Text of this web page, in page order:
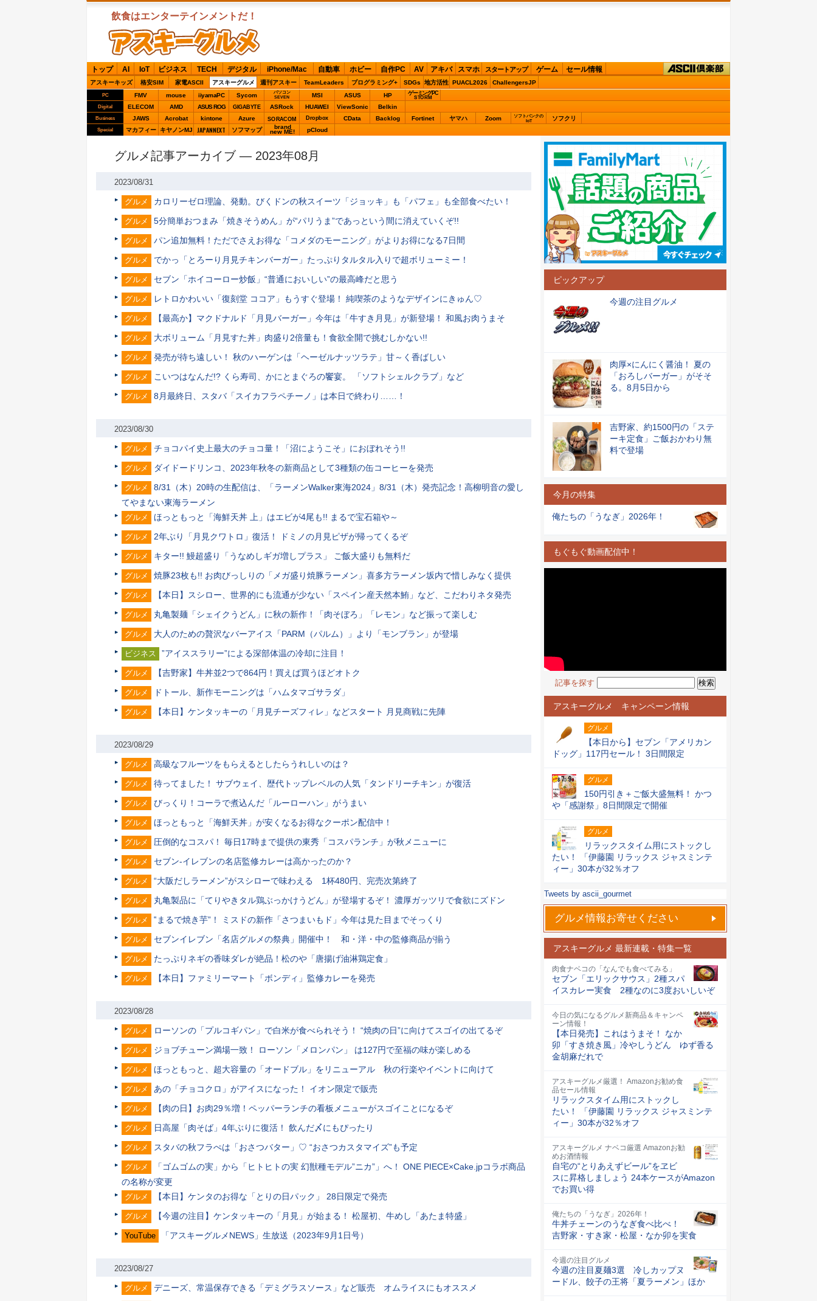
飲食はエンターテインメントだ！
ASCIIグルメ
トップ AI IoT ビジネス TECH デジタル iPhone/Mac 自動車 ホビー 自作PC AV アキバ スマホ スタートアップ ゲーム セール情報
アスキーキッズ 格安SIM 家電ASCII アスキーグルメ 週刊アスキー TeamLeaders プログラミング+ SDGs 地方活性 PUACL2026 ChallengersJP
PC FMV mouse iiyamaPC Sycom
パソコン
SEVEN
MSI ASUS HP ゲーミングPC
STORM
Digital ELECOM AMD ASUS ROG GIGABYTE ASRock HUAWEI ViewSonic Belkin
Business JAWS Acrobat kintone Azure SORACOM Dropbox CData Backlog Fortinet ヤマハ Zoom
ソフトバンクの
IoT
ソフクリ
Special マカフィー キヤノンMJ JAPANNEXT ソフマップ brand
new ME! pCloud
グルメ記事アーカイブ ― 2023年08月
2023/08/31
グルメ カロリーゼロ理論、発動。びくドンの秋スイーツ「ジョッキ」も「パフェ」も全部食べたい！
グルメ 5分簡単おつまみ「焼きそうめん」が“パリうま”であっという間に消えていくぞ!!
グルメ パン追加無料！ただでさえお得な「コメダのモーニング」がよりお得になる7日間
グルメ でかっ「とろーり月見チキンバーガー」たっぷりタルタル入りで超ボリューミー！
グルメ セブン「ホイコーロー炒飯」“普通においしい”の最高峰だと思う
グルメ レトロかわいい「復刻堂 ココア」もうすぐ登場！ 純喫茶のようなデザインにきゅん♡
グルメ 【最高か】マクドナルド「月見バーガー」今年は「牛すき月見」が新登場！ 和風お肉うまそ
グルメ 大ボリューム「月見すた丼」肉盛り2倍量も！食欲全開で挑むしかない!!
グルメ 発売が待ち遠しい！ 秋のハーゲンは「ヘーゼルナッツラテ」甘～く香ばしい
グルメ こいつはなんだ!? くら寿司、かにとまぐろの饗宴。 「ソフトシェルクラブ」など
グルメ 8月最終日、スタバ「スイカフラペチーノ」は本日で終わり……！
2023/08/30
グルメ チョコパイ史上最大のチョコ量！「沼にようこそ」におぼれそう!!
グルメ ダイドードリンコ、2023年秋冬の新商品として3種類の缶コーヒーを発売
グルメ
8/31（木）20時の生配信は、「ラーメンWalker東海2024」8/31（木）発売記念！高柳明音の愛し
てやまない東海ラーメン
グルメ ほっともっと「海鮮天丼 上」はエビが4尾も!! まるで宝石箱や～
グルメ 2年ぶり「月見クワトロ」復活！ ドミノの月見ピザが帰ってくるぞ
グルメ キター!! 鰻超盛り「うなめしギガ増しプラス」 ご飯大盛りも無料だ
グルメ 焼豚23枚も!! お肉びっしりの「メガ盛り焼豚ラーメン」喜多方ラーメン坂内で惜しみなく提供
グルメ 【本日】スシロー、世界的にも流通が少ない「スペイン産天然本鮪」など、こだわりネタ発売
グルメ 丸亀製麺「シェイクうどん」に秋の新作！「肉そぼろ」「レモン」など振って楽しむ
グルメ 大人のための贅沢なバーアイス「PARM（パルム）」より「モンブラン」が登場
ビジネス ”アイススラリー”による深部体温の冷却に注目！
グルメ 【吉野家】牛丼並2つで864円！買えば買うほどオトク
グルメ ドトール、新作モーニングは「ハムタマゴサラダ」
グルメ 【本日】ケンタッキーの「月見チーズフィレ」などスタート 月見商戦に先陣
2023/08/29
グルメ 高級なフルーツをもらえるとしたらうれしいのは？
グルメ 待ってました！ サブウェイ、歴代トップレベルの人気「タンドリーチキン」が復活
グルメ びっくり！コーラで煮込んだ「ルーローハン」がうまい
グルメ ほっともっと「海鮮天丼」が安くなるお得なクーポン配信中！
グルメ 圧倒的なコスパ！ 毎日17時まで提供の東秀「コスパランチ」が秋メニューに
グルメ セブン-イレブンの名店監修カレーは高かったのか？
グルメ “大阪だしラーメン”がスシローで味わえる 1杯480円、完売次第終了
グルメ 丸亀製品に「てりやきタル鶏ぶっかけうどん」が登場するぞ！ 濃厚ガッツリで食欲にズドン
グルメ ‟まるで焼き芋”！ ミスドの新作「さつまいもド」今年は見た目までそっくり
グルメ セブンイレブン「名店グルメの祭典」開催中！ 和・洋・中の監修商品が揃う
グルメ たっぷりネギの香味ダレが絶品！松のや「唐揚げ油淋鶏定食」
グルメ 【本日】ファミリーマート「ボンディ」監修カレーを発売
2023/08/28
グルメ ローソンの「プルコギパン」で白米が食べられそう！ “焼肉の日”に向けてスゴイの出てるぞ
グルメ ジョブチューン満場一致！ ローソン「メロンパン」 は127円で至福の味が楽しめる
グルメ ほっともっと、超大容量の「オードブル」をリニューアル 秋の行楽やイベントに向けて
グルメ あの「チョコクロ」がアイスになった！ イオン限定で販売
グルメ 【肉の日】お肉29％増！ペッパーランチの看板メニューがスゴイことになるぞ
グルメ 日高屋「肉そば」4年ぶりに復活！ 飲んだ〆にもぴったり
グルメ スタバの秋フラぺは「おさつバター」♡ “おさつカスタマイズ”も予定
グルメ
「ゴムゴムの実」から「ヒトヒトの実 幻獣種モデル”ニカ”」へ！ ONE PIECE×Cake.jpコラボ商品
の名称が変更
グルメ 【本日】ケンタのお得な「とりの日パック」 28日限定で発売
グルメ 【今週の注目】ケンタッキーの「月見」が始まる！ 松屋初、牛めし「あたま特盛」
YouTube 「アスキーグルメNEWS」生放送（2023年9月1日号）
2023/08/27
グルメ デニーズ、常温保存できる「デミグラスソース」など販売 オムライスにもオススメ
ピックアップ
今週の注目グルメ
肉厚×にんにく醤油！ 夏の
「おろしバーガー」がそそ
る。8月5日から
吉野家、約1500円の「ステ
ーキ定食」ご飯おかわり無
料で登場
今月の特集
俺たちの「うなぎ」2026年！
もぐもぐ動画配信中！
記事を探す
アスキーグルメ キャンペーン情報
グルメ
【本日から】セブン「アメリカン
ドッグ」117円セール！ 3日間限定
グルメ
150円引き＋ご飯大盛無料！ かつ
や「感謝祭」8日間限定で開催
グルメ
リラックスタイム用にストックし
たい！ 「伊藤園 リラックス ジャスミンテ
ィー」30本が32％オフ
Tweets by ascii_gourmet
グルメ情報お寄せください
アスキーグルメ 最新連載・特集一覧
肉食ナベコの「なんでも食べてみる」
セブン「エリックサウス」2種スパ
イスカレー実食 2種なのに3度おいしいぞ
今日の気になるグルメ新商品＆キャンペ
ーン情報！
【本日発売】これはうまそ！ なか
卯「すき焼き風」冷やしうどん ゆず香る
金胡麻だれで
アスキーグルメ厳選！ Amazonお勧め食
品セール情報
リラックスタイム用にストックし
たい！ 「伊藤園 リラックス ジャスミンテ
ィー」30本が32％オフ
アスキーグルメ ナベコ厳選 Amazonお勧
めお酒情報
自宅の“とりあえずビール”をヱビ
スに昇格しましょう 24本ケースがAmazon
でお買い得
俺たちの「うなぎ」2026年！
牛丼チェーンのうなぎ食べ比べ！
吉野家・すき家・松屋・なか卯を実食
今週の注目グルメ
今週の注目夏麺3選 冷しカップヌ
ードル、餃子の王将「夏ラーメン」ほか